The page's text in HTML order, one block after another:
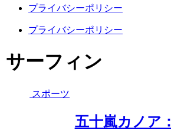
プライバシーポリシー
プライバシーポリシー
サーフィン
スポーツ
五十嵐カノア：